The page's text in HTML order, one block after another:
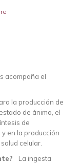
acompaña el
la producción de
de ánimo, el
de
en la producción
celular.
La ingesta